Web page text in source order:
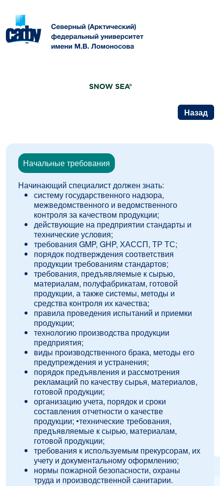
Назад
Начальные требования
Начинающий специалист должен знать:
систему государственного надзора,
межведомственного и ведомственного
контроля за качеством продукции;
действующие на предприятии стандарты и
технические условия;
требования GMP, GHP, ХАССП, ТР ТС;
порядок подтверждения соответствия
продукции требованиям стандартов;
требования, предъявляемые к сырью,
материалам, полуфабрикатам, готовой
продукции, а также системы, методы и
средства контроля их качества;
правила проведения испытаний и приемки
продукции;
технологию производства продукции
предприятия;
виды производственного брака, методы его
предупреждения и устранения;
порядок предъявления и рассмотрения
рекламаций по качеству сырья, материалов,
готовой продукции;
организацию учета, порядок и сроки
составления отчетности о качестве
продукции; •технические требования,
предъявляемые к сырью, материалам,
готовой продукции;
требования к используемым прекурсорам, их
учету и документальному оформлению;
нормы пожарной безопасности, охраны
труда и производственной санитарии.